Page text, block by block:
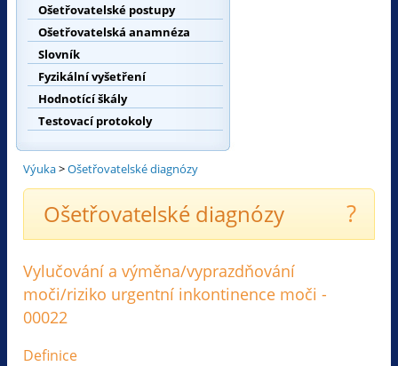
Ošetřovatelské postupy
Ošetřovatelská anamnéza
Slovník
Fyzikální vyšetření
Hodnotící škály
Testovací protokoly
Výuka>Ošetřovatelské diagnózy
Ošetřovatelské diagnózy ?
Vylučování a výměna/vyprazdňování
moči/riziko urgentní inkontinence moči -
00022
Definice